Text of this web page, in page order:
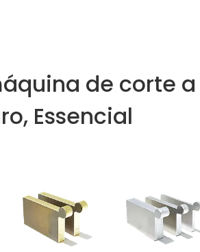
de corte a
Essencial